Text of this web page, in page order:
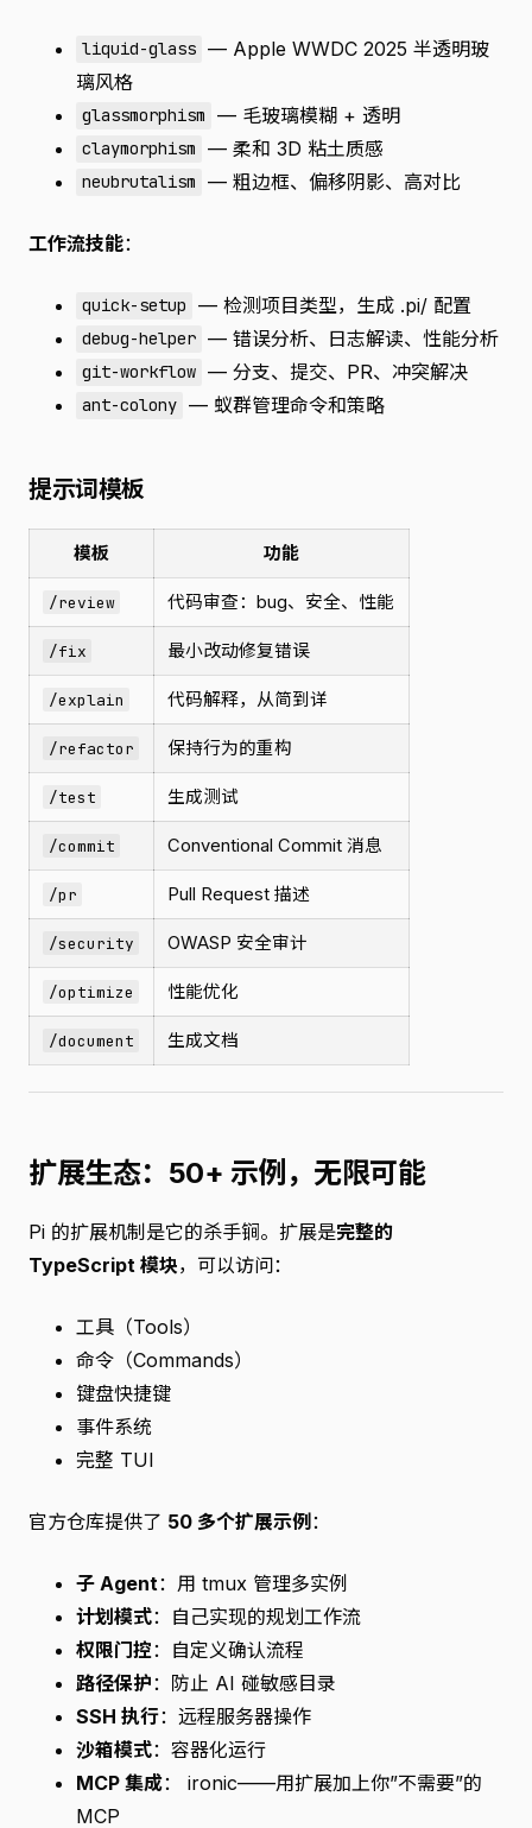
liquid-glass — Apple WWDC 2025 半透明玻
璃风格
glassmorphism — 毛玻璃模糊 + 透明
claymorphism — 柔和 3D 粘土质感
neubrutalism — 粗边框、偏移阴影、高对比
工作流技能：
quick-setup — 检测项目类型，生成 .pi/ 配置
debug-helper — 错误分析、日志解读、性能分析
git-workflow — 分支、提交、PR、冲突解决
ant-colony — 蚁群管理命令和策略
提示词模板
模板 功能
/review 代码审查：bug、安全、性能
/fix 最小改动修复错误
/explain 代码解释，从简到详
/refactor 保持行为的重构
/test 生成测试
/commit Conventional Commit 消息
/pr Pull Request 描述
/security OWASP 安全审计
/optimize 性能优化
/document 生成文档
扩展生态：50+ 示例，无限可能
Pi 的扩展机制是它的杀手锏。扩展是完整的
TypeScript 模块，可以访问：
工具（Tools）
命令（Commands）
键盘快捷键
事件系统
完整 TUI
官方仓库提供了 50 多个扩展示例 ：
子 Agent：用 tmux 管理多实例
计划模式：自己实现的规划工作流
权限门控：自定义确认流程
路径保护：防止 AI 碰敏感目录
SSH 执行：远程服务器操作
沙箱模式：容器化运行
MCP 集成： ironic——用扩展加上你”不需要”的
MCP